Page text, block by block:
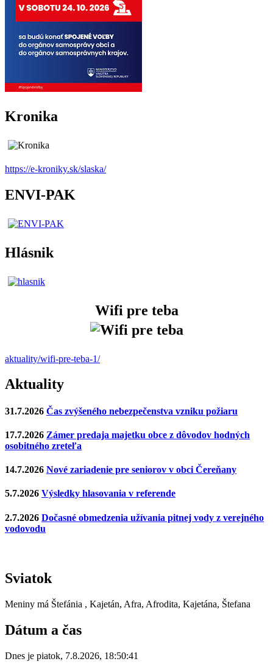
Kronika
https://e-kroniky.sk/slaska/
ENVI-PAK
Hlásnik
Wifi pre teba
aktuality/wifi-pre-teba-1/
Aktuality
31.7.2026 Čas zvýšeného nebezpečenstva vzniku požiaru
17.7.2026 Zámer predaja majetku obce z dôvodov hodných
osobitného zreteľa
14.7.2026 Nové zariadenie pre seniorov v obci Čereňany
5.7.2026 Výsledky hlasovania v referende
2.7.2026 Dočasné obmedzenia užívania pitnej vody z verejného
vodovodu
Sviatok
Meniny má Štefánia , Kajetán, Afra, Afrodita, Kajetána, Štefana
Dátum a čas
Dnes je piatok, 7.8.2026, 18:50:41